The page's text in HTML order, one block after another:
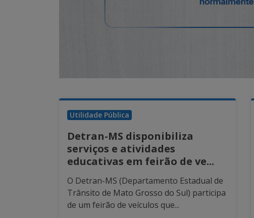
Utilidade Pública
Detran-MS disponibiliza
serviços e atividades
educativas em feirão de ve...
O Detran-MS (Departamento Estadual de
Trânsito de Mato Grosso do Sul) participa
de um feirão de veículos que...